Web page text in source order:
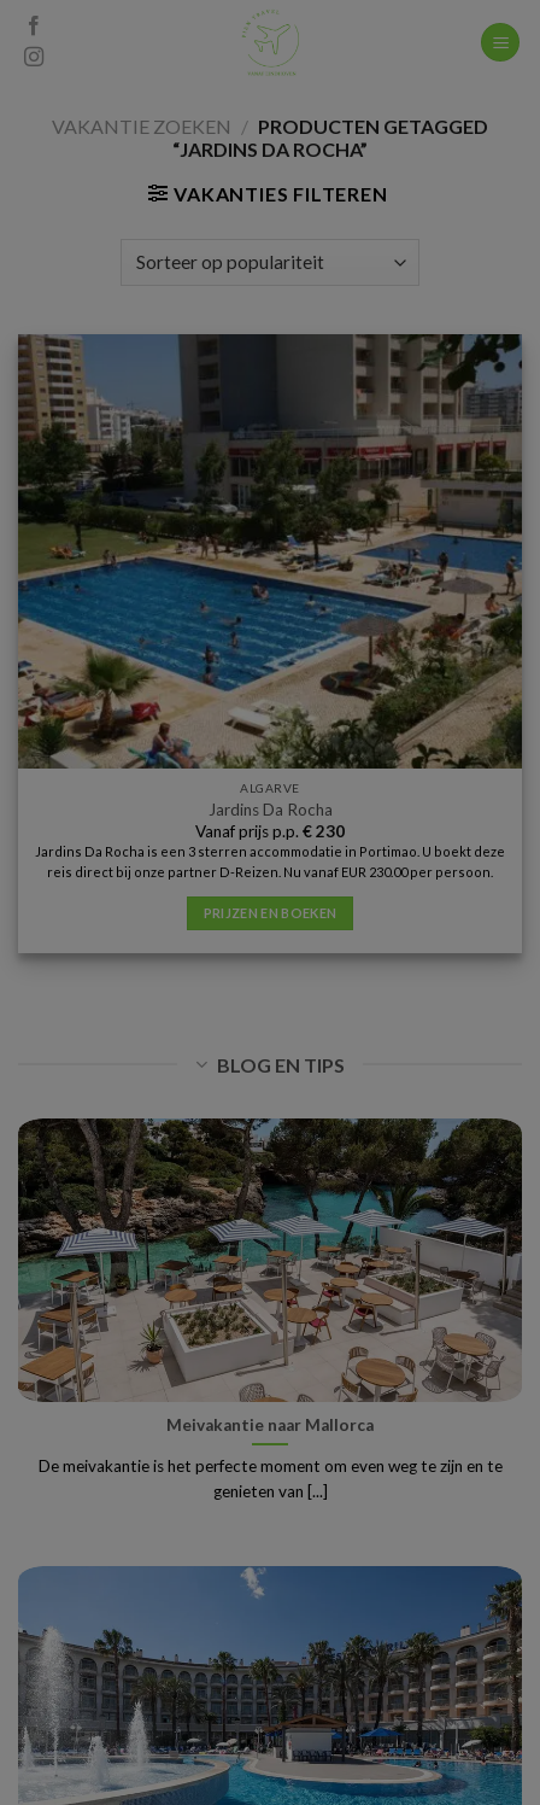
Skip
content
VAKANTIE ZOEKEN / PRODUCTEN GETAGGED
“JARDINS DA ROCHA”
VAKANTIES FILTEREN
ALGARVE
Jardins Da Rocha
Vanaf prijs p.p. €230
Jardins Da Rocha is een 3 sterren accommodatie in Portimao. U boekt deze
reis direct bij onze partner D-Reizen. Nu vanaf EUR 230.00 per persoon.
PRIJZEN EN BOEKEN
BLOG EN TIPS
Meivakantie naar Mallorca
De meivakantie is het perfecte moment om even weg te zijn en te
genieten van [...]